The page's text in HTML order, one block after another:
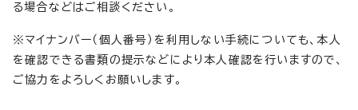
る場合などはご相談ください。
※マイナンバー（個人番号）を利用しない手続についても、本人
を確認できる書類の提示などにより本人確認を行いますので、
ご協力をよろしくお願いします。